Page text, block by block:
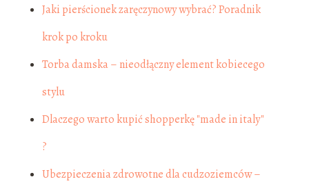
Jaki pierścionek zaręczynowy wybrać? Poradnik
krok po kroku
Torba damska – nieodłączny element kobiecego
stylu
Dlaczego warto kupić shopperkę "made in italy"
?
Ubezpieczenia zdrowotne dla cudzoziemców –